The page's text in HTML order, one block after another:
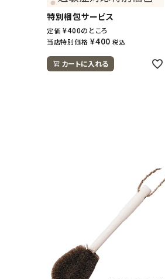
特別梱包サービス
定価 ¥400のところ
当店特別価格 ¥400 税込
カートに入れる